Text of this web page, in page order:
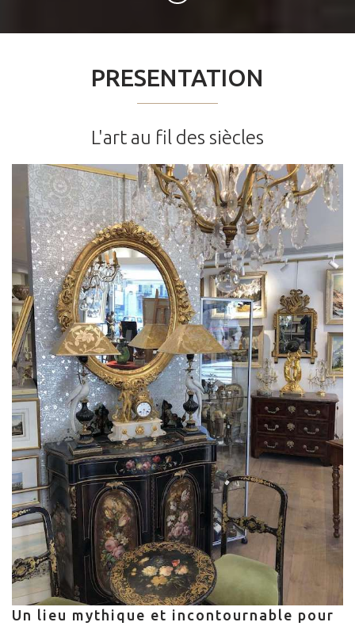
PRESENTATION
L'art au fil des siècles
Un lieu mythique et incontournable pour